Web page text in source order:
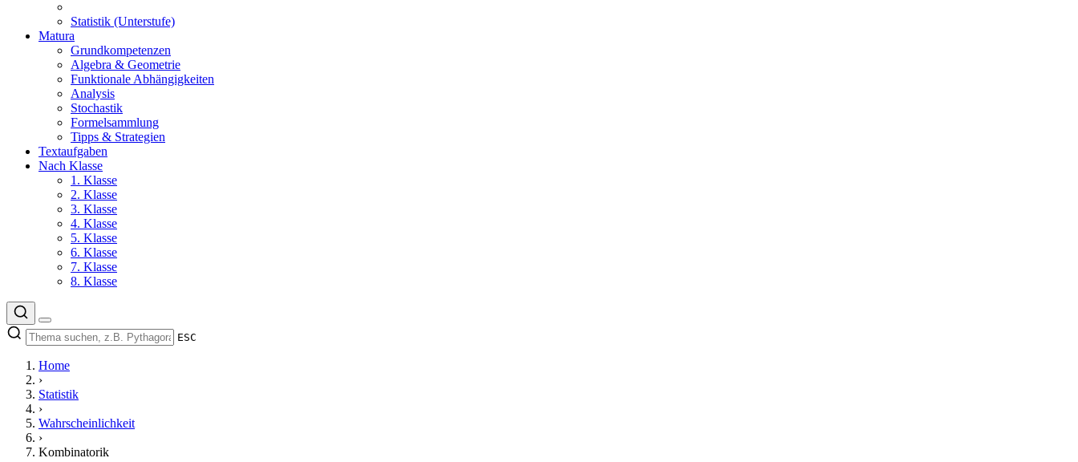
Statistik (Unterstufe)
Matura
Grundkompetenzen
Algebra & Geometrie
Funktionale Abhängigkeiten
Analysis
Stochastik
Formelsammlung
Tipps & Strategien
Textaufgaben
Nach Klasse
1. Klasse
2. Klasse
3. Klasse
4. Klasse
5. Klasse
6. Klasse
7. Klasse
8. Klasse
ESC
Home
›
Statistik
›
Wahrscheinlichkeit
›
Kombinatorik